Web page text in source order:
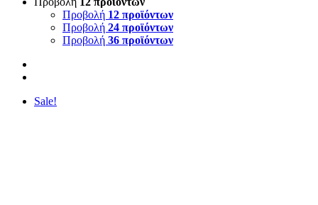
Προβολή 12 προϊόντων
Προβολή 24 προϊόντων
Προβολή 36 προϊόντων
Sale!